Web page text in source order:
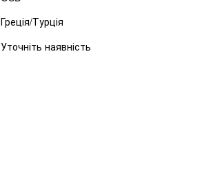
Греція/Турція
Уточніть наявність